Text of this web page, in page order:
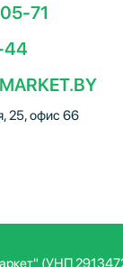
71
44
25, офис 66
(УНП